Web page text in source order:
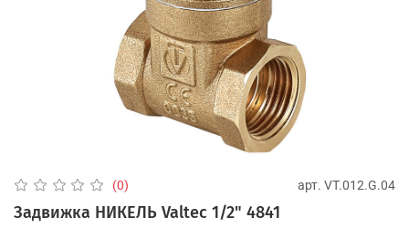
(0) арт. VT.012.G.04
Задвижка НИКЕЛЬ Valtec 1/2" 4841